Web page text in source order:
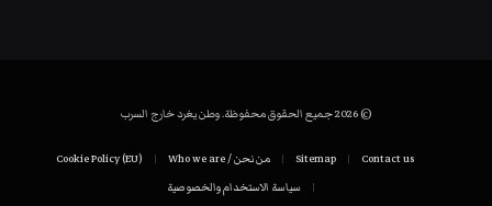
© 2026 جميع الحقوق محفوظة. وطن يغرد خارج السرب
Contact us
Sitemap من نحن / Who we are
Cookie Policy (EU)
سياسة الاستخدام والخصوصية